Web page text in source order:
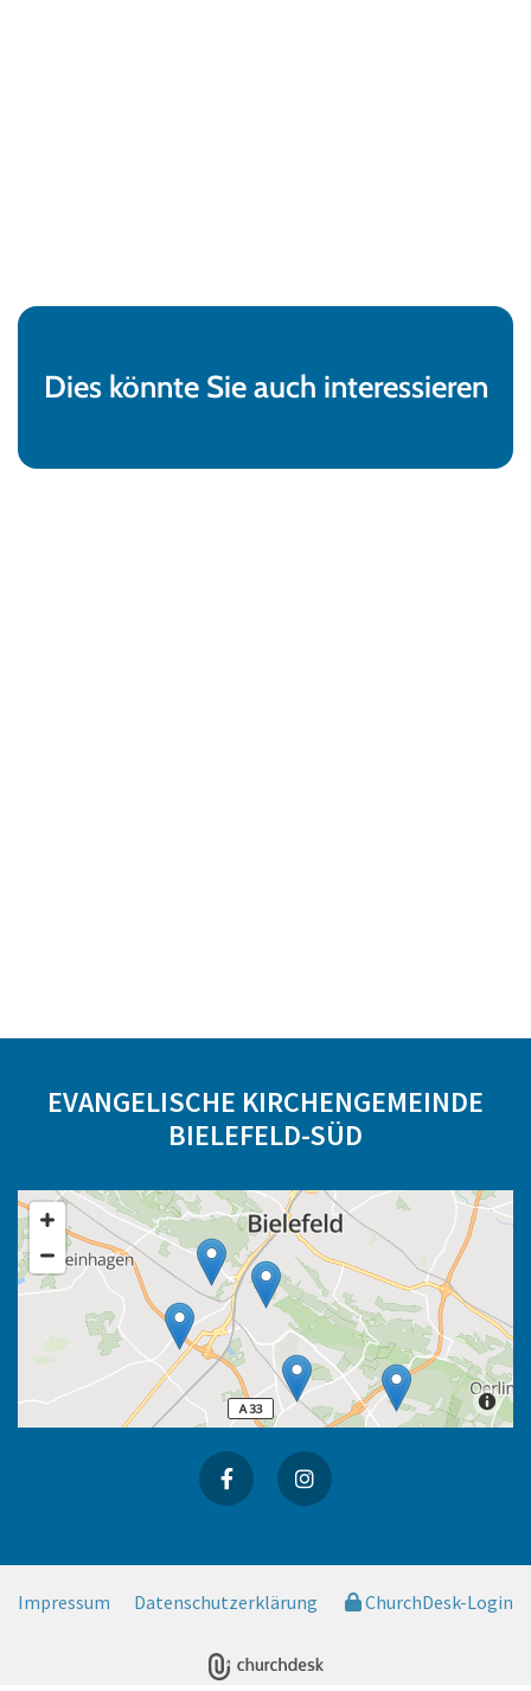
Dies könnte Sie auch interessieren
EVANGELISCHE KIRCHENGEMEINDE
BIELEFELD-SÜD
Impressum Datenschutzerklärung ChurchDesk-Login